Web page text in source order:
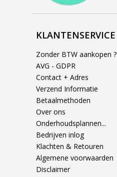
KLANTENSERVICE
Zonder BTW aankopen ?
AVG - GDPR
Contact + Adres
Verzend Informatie
Betaalmethoden
Over ons
Onderhoudsplannen...
Bedrijven inlog
Klachten & Retouren
Algemene voorwaarden
Disclaimer